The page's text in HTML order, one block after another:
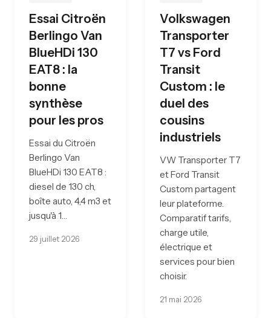
Essai Citroën
Berlingo Van
BlueHDi 130
EAT8 : la
bonne
synthèse
pour les pros
Essai du Citroën
Berlingo Van
BlueHDi 130 EAT8 :
diesel de 130 ch,
boîte auto, 4,4 m3 et
jusqu'à 1…
29 juillet 2026
Volkswagen
Transporter
T7 vs Ford
Transit
Custom : le
duel des
cousins
industriels
VW Transporter T7
et Ford Transit
Custom partagent
leur plateforme.
Comparatif tarifs,
charge utile,
électrique et
services pour bien
choisir.
21 mai 2026